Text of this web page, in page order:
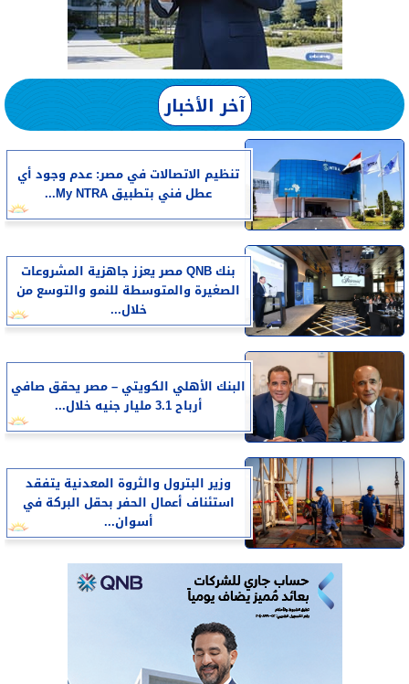
آخر الأخبار
تنظيم الاتصالات في مصر: عدم وجود أي
عطل فني بتطبيق My NTRA...
بنك QNB مصر يعزز جاهزية المشروعات
الصغيرة والمتوسطة للنمو والتوسع من
خلال...
البنك الأهلي الكويتي – مصر يحقق صافي
أرباح 3.1 مليار جنيه خلال...
وزير البترول والثروة المعدنية يتفقد
استئناف أعمال الحفر بحقل البركة في
أسوان...